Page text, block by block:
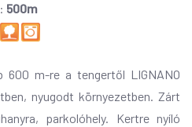
500m
m-re a tengertől LIGNANO
nyugodt környezetben. Zárt
parkolóhely. Kertre nyíló